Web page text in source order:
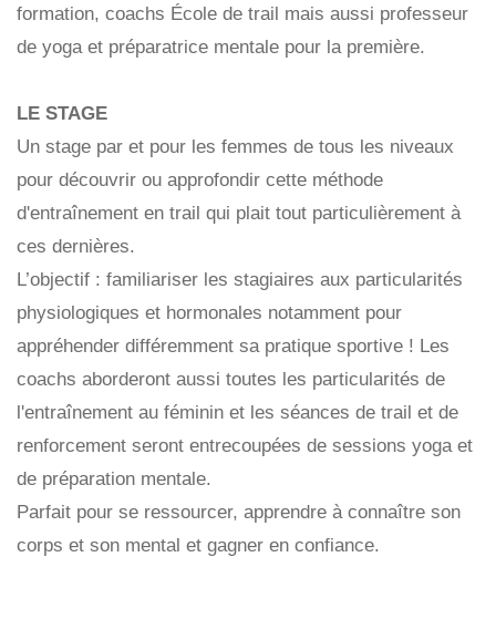
formation, coachs École de trail mais aussi professeur
de yoga et préparatrice mentale pour la première.
LE STAGE
Un stage par et pour les femmes de tous les niveaux
pour découvrir ou approfondir cette méthode
d'entraînement en trail qui plait tout particulièrement à
ces dernières.
L’objectif : familiariser les stagiaires aux particularités
physiologiques et hormonales notamment pour
appréhender différemment sa pratique sportive ! Les
coachs aborderont aussi toutes les particularités de
l'entraînement au féminin et les séances de trail et de
renforcement seront entrecoupées de sessions yoga et
de préparation mentale.
Parfait pour se ressourcer, apprendre à connaître son
corps et son mental et gagner en confiance.